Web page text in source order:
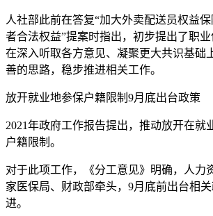
人社部此前在答复“加大外卖配送员权益
者合法权益”提案时指出，初步提出了职
在深入听取各方意见、凝聚更大共识基础
善的思路，稳步推进相关工作。
放开就业地参保户籍限制9月底出台政策
2021年政府工作报告提出，推动放开在就
户籍限制。
对于此项工作，《分工意见》明确，人力
家医保局、财政部牵头，9月底前出台相
进。